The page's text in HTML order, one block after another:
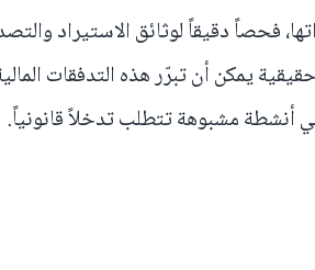
فحصاً دقيقاً لوثائق الاستيراد
يمكن أن تبرّر هذه التدفقات المالية
مشبوهة تتطلب تدخلاً قانونياً.